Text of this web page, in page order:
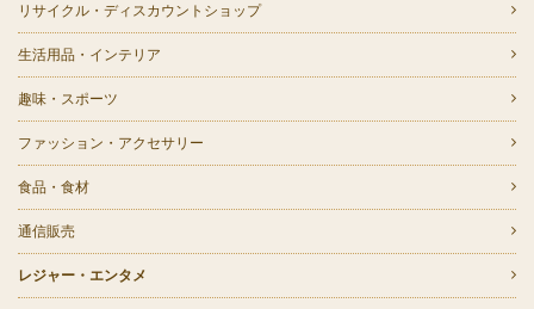
リサイクル・ディスカウントショップ
生活用品・インテリア
趣味・スポーツ
ファッション・アクセサリー
食品・食材
通信販売
レジャー・エンタメ